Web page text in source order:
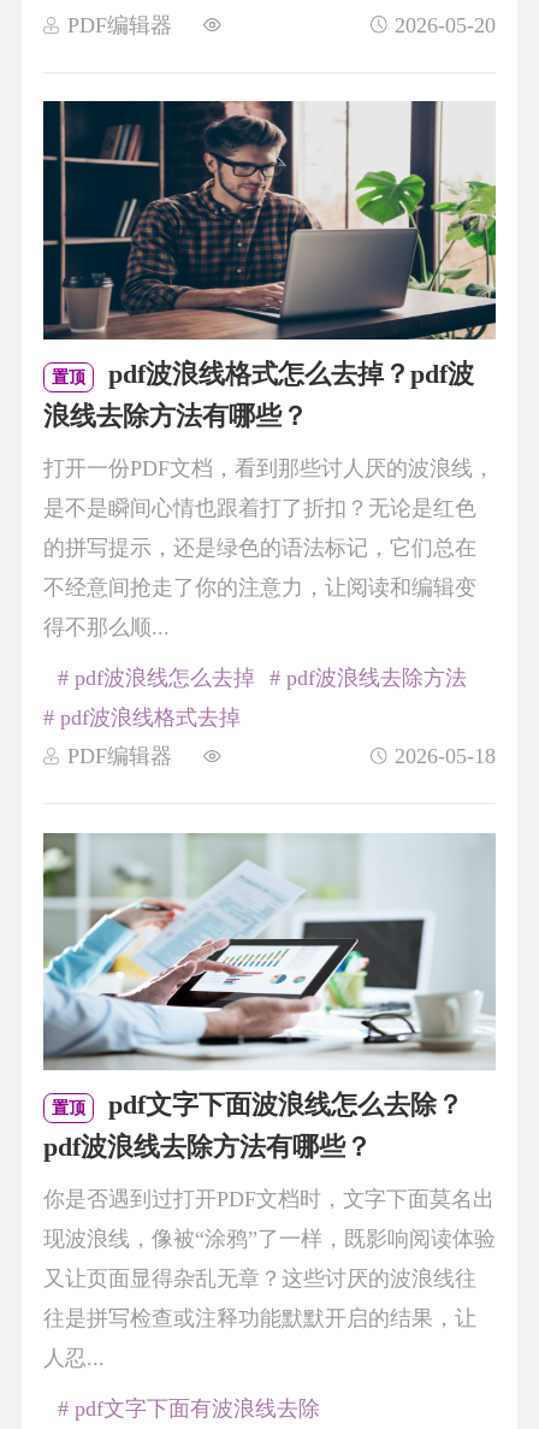
PDF编辑器 2026-05-20
置顶
pdf波浪线格式怎么去掉？pdf波
浪线去除方法有哪些？
打开一份PDF文档，看到那些讨人厌的波浪线，
是不是瞬间心情也跟着打了折扣？无论是红色
的拼写提示，还是绿色的语法标记，它们总在
不经意间抢走了你的注意力，让阅读和编辑变
得不那么顺...
PDF编辑器 2026-05-18
# pdf波浪线怎么去掉
# pdf波浪线去除方法
# pdf波浪线格式去掉
置顶
pdf文字下面波浪线怎么去除？
pdf波浪线去除方法有哪些？
你是否遇到过打开PDF文档时，文字下面莫名出
现波浪线，像被“涂鸦”了一样，既影响阅读体验
又让页面显得杂乱无章？这些讨厌的波浪线往
往是拼写检查或注释功能默默开启的结果，让
人忍...
# pdf文字下面有波浪线去除